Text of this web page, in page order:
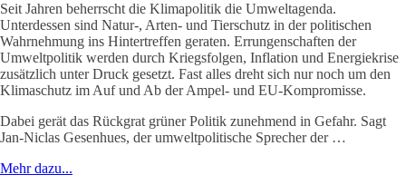
Seit Jahren beherrscht die Klimapolitik die Umweltagenda.
Unterdessen sind Natur-, Arten- und Tierschutz in der politischen
Wahrnehmung ins Hintertreffen geraten. Errungenschaften der
Umweltpolitik werden durch Kriegsfolgen, Inflation und Energiekrise
zusätzlich unter Druck gesetzt. Fast alles dreht sich nur noch um den
Klimaschutz im Auf und Ab der Ampel- und EU-Kompromisse.
Dabei gerät das Rückgrat grüner Politik zunehmend in Gefahr. Sagt
Jan-Niclas Gesenhues, der umweltpolitische Sprecher der …
Mehr dazu...